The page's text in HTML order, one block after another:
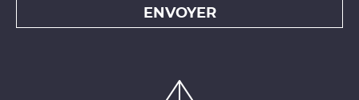
ENVOYER